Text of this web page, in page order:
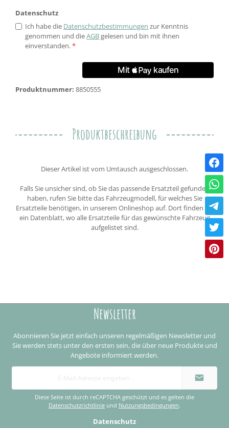
Datenschutz
Ich habe die Datenschutzbestimmungen zur Kenntnis
genommen und dieAGBgelesen und bin mit ihnen
einverstanden.*
Produktnummer: 8850555
Produktbeschreibung
Dieser Artikel ist vom Umtausch ausgeschlossen.
Falls Sie unsicher sind, ob Sie das passende Ersatzteil gefunden
haben, rufen Sie bitte das Fahrzeugmodell, für welches Sie
Ersatzteile benötigen, in unserem Onlineshop auf. Dort finden Sie
ein Datenblatt, wo alle Ersatzteile für das gewünschte Fahrzeug
aufgelistet sind.
Newsletter
Abonnieren Sie jetzt einfach unseren regelmäßigen Newsletter und
Sie werden stets unter den ersten sein, die über neue Produkte und
Angebote informiert werden.
E-
Adresse
Diese Seite ist durch reCAPTCHA geschützt und es gelten die
Datenschutzrichtlinie und Nutzungsbedingungen.
Datenschutz